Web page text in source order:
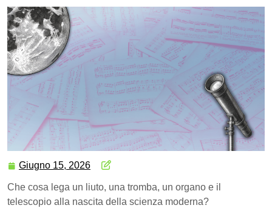
Giugno 15, 2026
Che cosa lega un liuto, una tromba, un organo e il
telescopio alla nascita della scienza moderna?